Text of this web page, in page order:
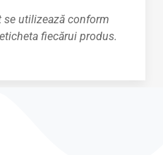
se utilizează conform
fiecărui produs.